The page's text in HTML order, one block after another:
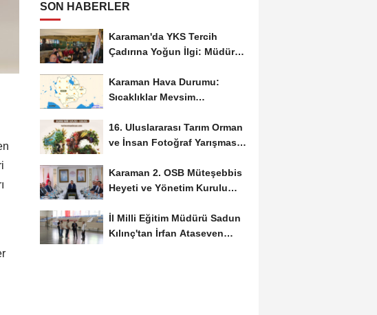
SON HABERLER
Karaman'da YKS Tercih
Çadırına Yoğun İlgi: Müdür
Karaman Hava Durumu:
Sıcaklıklar Mevsim
Seyredecek
16. Uluslararası Tarım Orman
ve İnsan Fotoğraf Yarışması
Karaman 2. OSB Müteşebbis
Heyeti ve Yönetim Kurulu
İl Milli Eğitim Müdürü Sadun
Kılınç'tan İrfan Ataseven